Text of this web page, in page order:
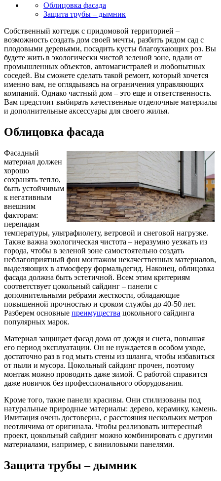
Облицовка фасада
Защита трубы – дымник
Собственный коттедж с придомовой территорией –
возможность создать дом своей мечты, разбить рядом сад с
плодовыми деревьями, посадить кусты благоухающих роз. Вы
будете жить в экологически чистой зеленой зоне, вдали от
промышленных объектов, автомагистралей и любопытных
соседей. Вы сможете сделать такой ремонт, который хочется
именно вам, не оглядываясь на ограничения управляющих
компаний. Однако частный дом – это еще и ответственность.
Вам предстоит выбирать качественные отделочные материалы
и дополнительные аксессуары для своего жилья.
Облицовка фасада
Фасадный
материал должен
хорошо
сохранять тепло,
быть устойчивым
к негативным
внешним
факторам:
перепадам
температуры, ультрафиолету, ветровой и снеговой нагрузке.
Также важна экологическая чистота – неразумно уезжать из
города, чтобы в зеленой зоне самостоятельно создать
неблагоприятный фон монтажом некачественных материалов,
выделяющих в атмосферу формальдегид. Наконец, облицовка
фасада должна быть эстетичной. Всем этим критериям
соответствует цокольный сайдинг – панели с
дополнительными ребрами жесткости, обладающие
повышенной прочностью и сроком службы до 40-50 лет.
Разберем основные преимущества цокольного сайдинга
популярных марок.
Материал защищает фасад дома от дождя и снега, повышая
его период эксплуатации. Он не нуждается в особом уходе,
достаточно раз в год мыть стены из шланга, чтобы избавиться
от пыли и мусора. Цокольный сайдинг прочен, поэтому
монтаж можно проводить даже зимой. С работой справится
даже новичок без профессионального оборудования.
Кроме того, такие панели красивы. Они стилизованы под
натуральные природные материалы: дерево, керамику, камень.
Имитация очень достоверна, с расстояния нескольких метров
неотличима от оригинала. Чтобы реализовать интересный
проект, цокольный сайдинг можно комбинировать с другими
материалами, например, с виниловыми панелями.
Защита трубы – дымник